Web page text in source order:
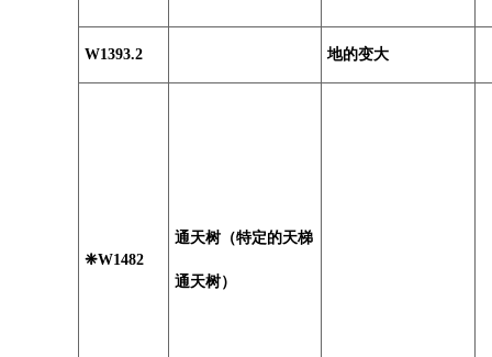
W1393.2 地的变大
❈W1482
通天树（特定的天梯
通天树）